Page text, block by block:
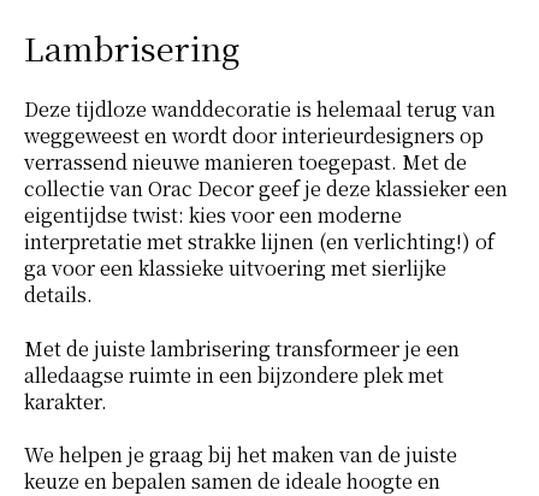
Lambrisering
Deze tijdloze wanddecoratie is helemaal terug van
weggeweest en wordt door interieurdesigners op
verrassend nieuwe manieren toegepast. Met de
collectie van Orac Decor geef je deze klassieker een
eigentijdse twist: kies voor een moderne
interpretatie met strakke lijnen (en verlichting!) of
ga voor een klassieke uitvoering met sierlijke
details.
Met de juiste lambrisering transformeer je een
alledaagse ruimte in een bijzondere plek met
karakter.
We helpen je graag bij het maken van de juiste
keuze en bepalen samen de ideale hoogte en